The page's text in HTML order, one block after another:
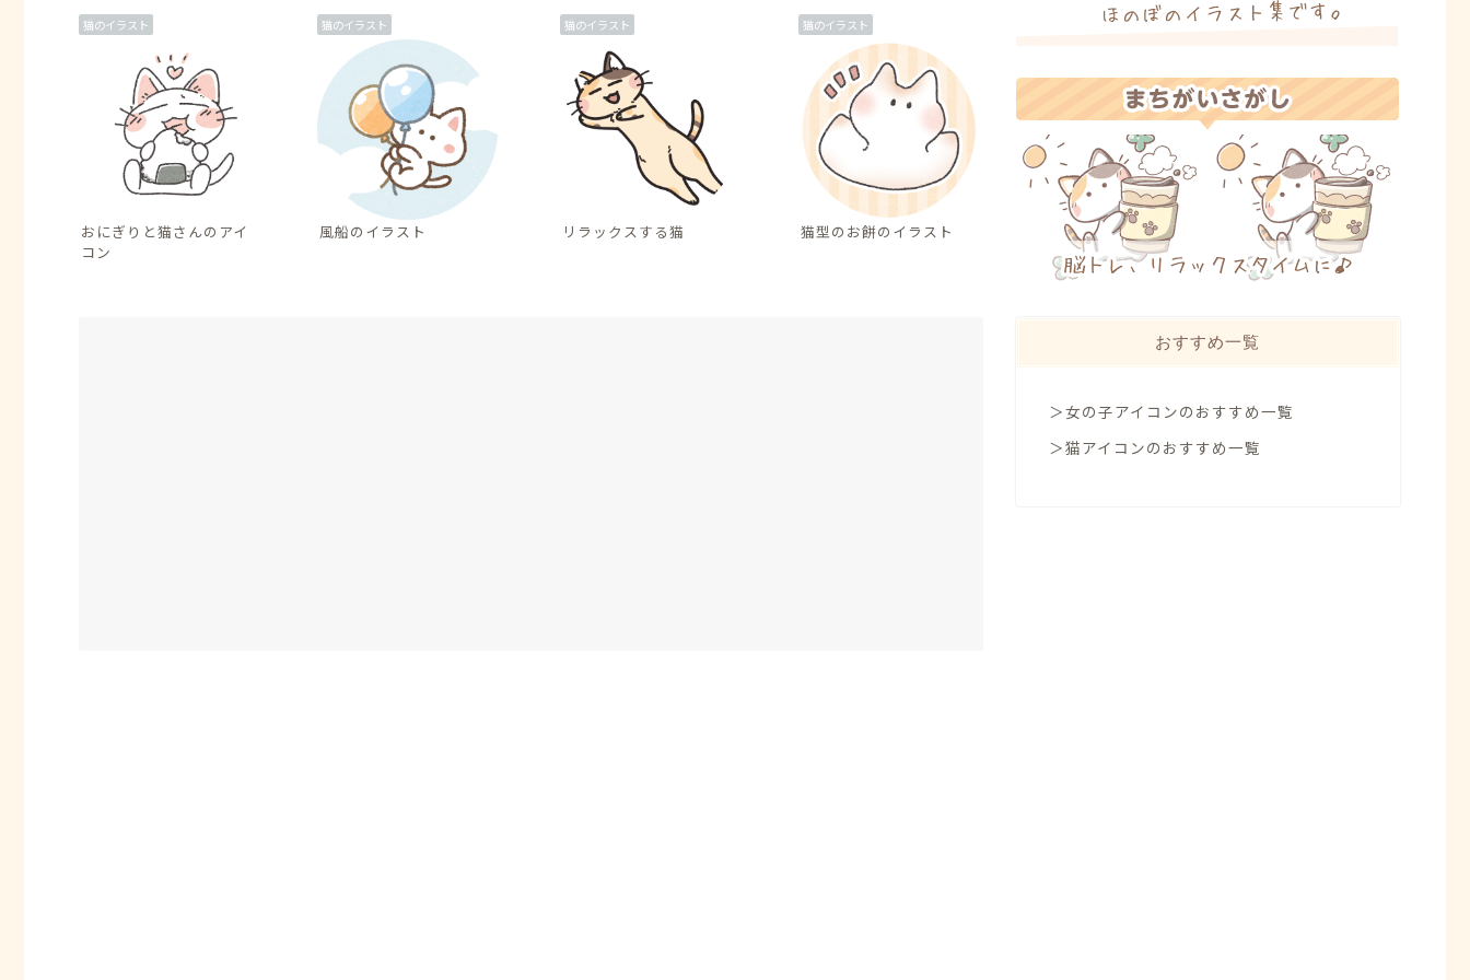
猫のイラスト
おにぎりと猫さんのアイ
コン
猫のイラスト
風船のイラスト
猫のイラスト
リラックスする猫
猫のイラスト
猫型のお餅のイラスト
おすすめ一覧
＞女の子アイコンのおすすめ一覧
＞猫アイコンのおすすめ一覧